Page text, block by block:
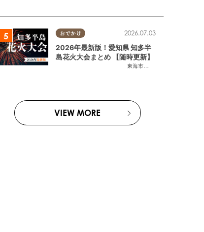
おでかけ
東海市
,大府市
2026.07.03
2026年最新版！愛知県 知多半
島花火大会まとめ 【随時更新】
VIEW MORE